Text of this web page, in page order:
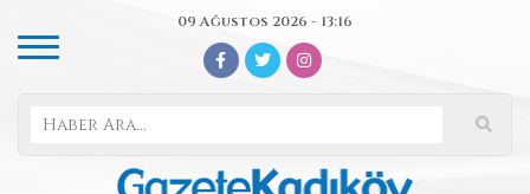
09 Ağustos 2026 - 13:16